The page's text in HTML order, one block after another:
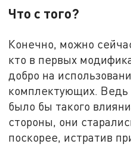
Что с того?
Конечно, можно
кто в первых
добро на
комплектующих. Ведь
было бы такого
стороны, они
поскорее, истратив